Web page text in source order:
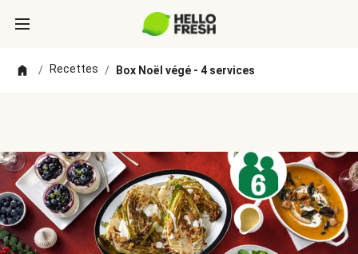
/ Recettes / Box Noël végé - 4 services